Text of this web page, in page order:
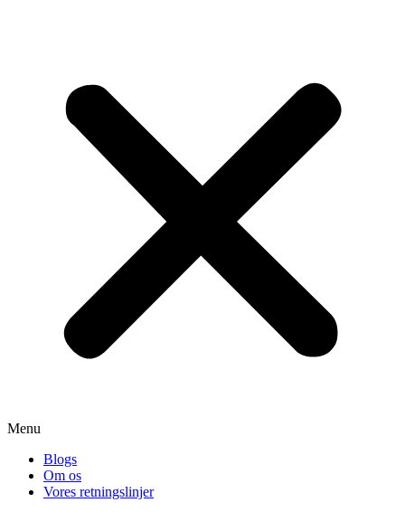
Menu
Blogs
Om os
Vores retningslinjer